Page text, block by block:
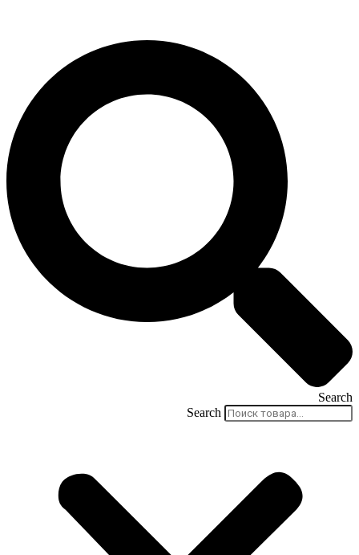
Search
Search